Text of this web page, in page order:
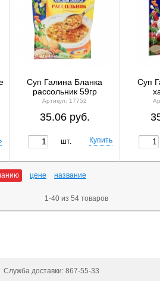
Суп Галина Бланка
рассольник 59гр
Артикул: 17752
35.06 руб.
шт.
Суп
цене название
1-40 из 54 товаров
Служба доставки: 867-55-33